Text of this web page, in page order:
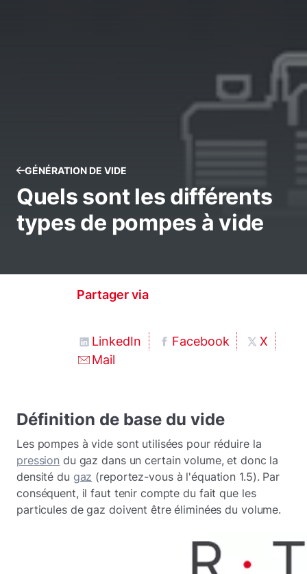
GÉNÉRATION DE VIDE
Quels sont les différents
types de pompes à vide
Partager via
LinkedIn Facebook
X
Mail
Définition de base du vide
Les pompes à vide sont utilisées pour réduire la
pression du gaz dans un certain volume, et donc la
densité du gaz (reportez-vous à l'équation 1.5). Par
conséquent, il faut tenir compte du fait que les
particules de gaz doivent être éliminées du volume.